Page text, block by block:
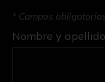
* Campos obligatorios
Nombre y